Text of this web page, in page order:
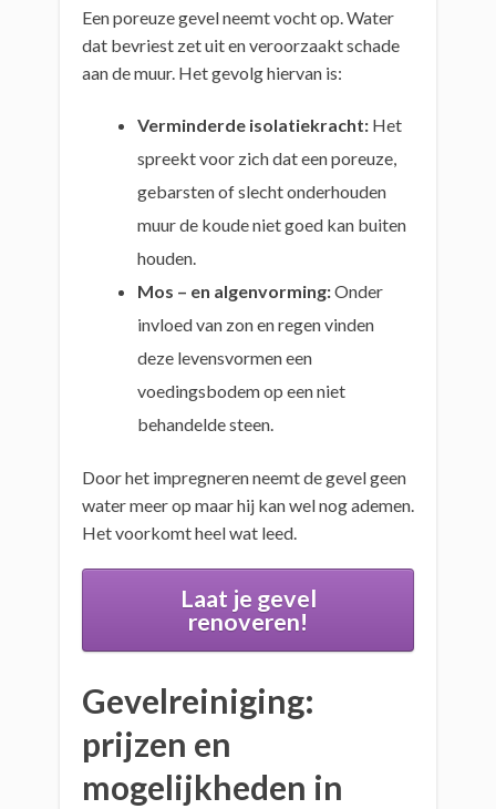
Een poreuze gevel neemt vocht op. Water
dat bevriest zet uit en veroorzaakt schade
aan de muur. Het gevolg hiervan is:
Verminderde isolatiekracht: Het
spreekt voor zich dat een poreuze,
gebarsten of slecht onderhouden
muur de koude niet goed kan buiten
houden.
Mos – en algenvorming:Onder
invloed van zon en regen vinden
deze levensvormen een
voedingsbodem op een niet
behandelde steen.
Door het impregneren neemt de gevel geen
water meer op maar hij kan wel nog ademen.
Het voorkomt heel wat leed.
Laat je gevel
renoveren!
Gevelreiniging:
prijzen en
mogelijkheden in